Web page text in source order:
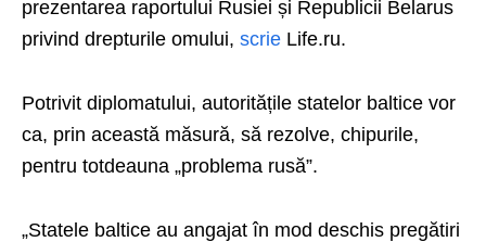
prezentarea raportului Rusiei și Republicii Belarus
privind drepturile omului, scrie Life.ru.
Potrivit diplomatului, autoritățile statelor baltice vor
ca, prin această măsură, să rezolve, chipurile,
pentru totdeauna „problema rusă”.
„Statele baltice au angajat în mod deschis pregătiri